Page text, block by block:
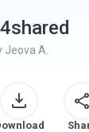
Jeova A.